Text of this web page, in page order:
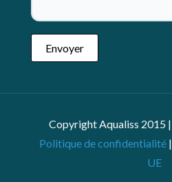
Copyright Aqualiss 2015 |
Politique de confidentialité|
UE